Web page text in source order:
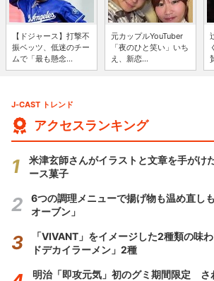
【ドジャース】打撃不
振ベッツ、低迷のチー
ムで「最も懸念...
元カップルYouTuber
「夜のひと笑い」いち
え、新恋...
J-CAST トレンド
アクセスランキング
米津玄師さんがイラストと文章を手がけ
ース菓子
6つの調理メニューで揚げ物も温め直し
オーブン」
「VIVANT」をイメージした2種類の味
ドデカイラーメン」2種
明治「即攻元気」初のグミ期間限定 さ